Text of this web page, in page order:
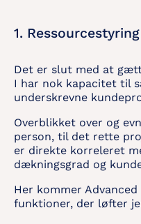
1.
Det er slut med at
I har nok kapacitet til
underskrevne
Overblikket over og
person, til det rette
er direkte korreleret
dækningsgrad og
Her kommer
funktioner, der løfter